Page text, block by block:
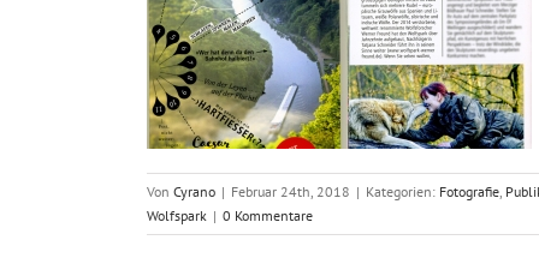
Von Cyrano | Februar 24th, 2018 | Kategorien: Fotografie,
Wolfspark | 0 Kommentare